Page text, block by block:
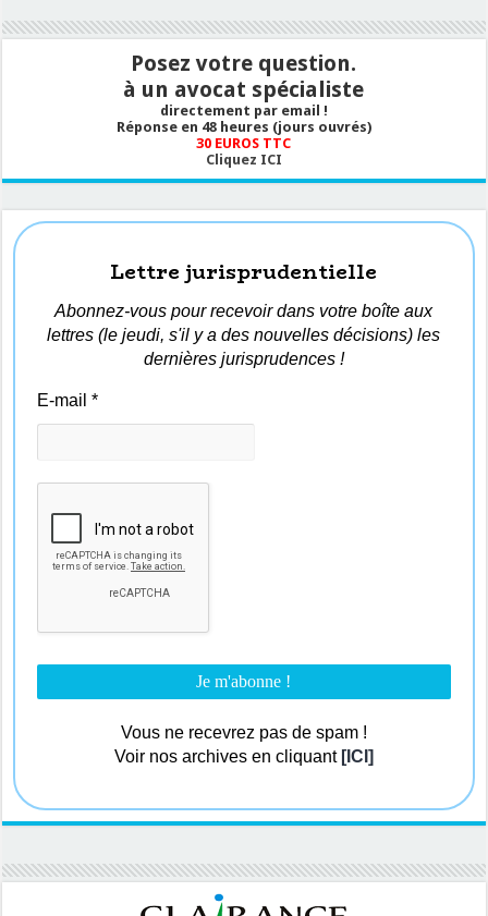
Posez votre question.
à un avocat spécialiste
directement par email !
Réponse en 48 heures (jours ouvrés)
30 EUROS TTC
Cliquez ICI
Lettre jurisprudentielle
Abonnez-vous pour recevoir dans votre boîte aux
lettres (le jeudi, s'il y a des nouvelles décisions) les
dernières jurisprudences !
E-mail*
Vous ne recevrez pas de spam !
Voir nos archives en cliquant [ICI]